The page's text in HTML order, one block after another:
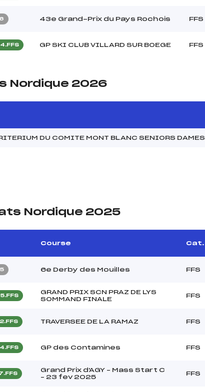
43e Grand-Prix du Pays Rochois FFS
GP SKI CLUB VILLARD SUR BOEGE FFS
Nordique 2026
DU COMITE MONT BLANC SENIORS DAMES
Nordique 2025
Course Cat.
6e Derby des Mouilles FFS
GRAND PRIX SCN PRAZ DE LYS
SOMMAND FINALE
FFS
TRAVERSEE DE LA RAMAZ FFS
GP des Contamines FFS
Grand Prix d'AGY – Mass Start C
– 23 fev 2025
FFS